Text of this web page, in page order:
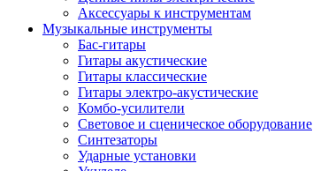
Аксессуары к инструментам
Музыкальные инструменты
Бас-гитары
Гитары акустические
Гитары классические
Гитары электро-акустические
Комбо-усилители
Световое и сценическое оборудование
Синтезаторы
Ударные установки